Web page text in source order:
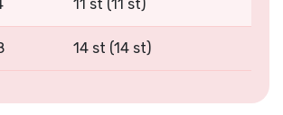
11 st (11 st)
14 st (14 st)